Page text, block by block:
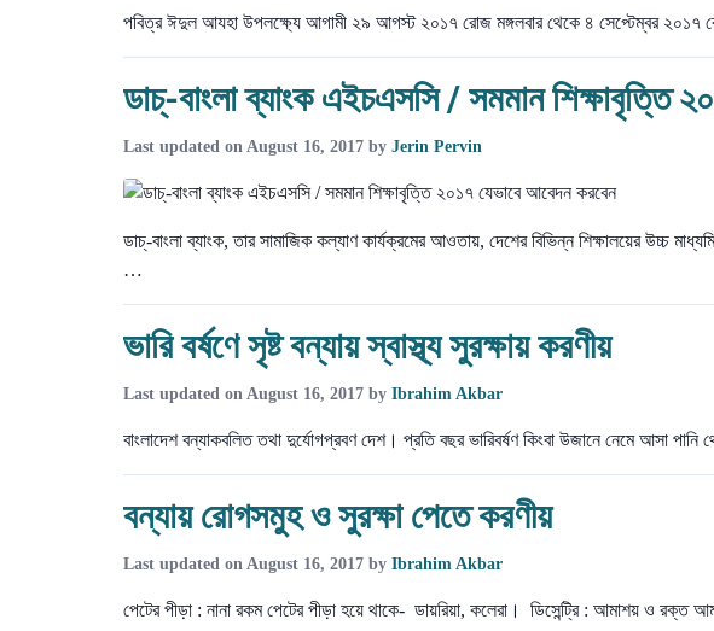
পবিত্র ঈদুল আযহা উপলক্ষ্যে আগামী ২৯ আগস্ট ২০১৭ রোজ মঙ্গলবার থেকে ৪ সেপ্টেম্বর ২০১৭
ডাচ্-বাংলা ব্যাংক এইচএসসি / সমমান শিক্ষাবৃত্তি
Last updated on August 16, 2017 by Jerin Pervin
ডাচ্-বাংলা ব্যাংক, তার সামাজিক কল্যাণ কার্যক্রমের আওতায়, দেশের বিভিন্ন শিক্ষালয়ের উচ্চ
…
ভারি বর্ষণে সৃষ্ট বন্যায় স্বাস্থ্য সুরক্ষায় করণীয়
Last updated on August 16, 2017 by Ibrahim Akbar
বাংলাদেশ বন্যাকবলিত তথা দুর্যোগপ্রবণ দেশ। প্রতি বছর ভারিবর্ষণ কিংবা উজানে নেমে আসা
বন্যায় রোগসমুহ ও সুরক্ষা পেতে করণীয়
Last updated on August 16, 2017 by Ibrahim Akbar
পেটের পীড়া : নানা রকম পেটের পীড়া হয়ে থাকে- ডায়রিয়া, কলেরা। ডিসেন্ট্রি : আমাশয় ও